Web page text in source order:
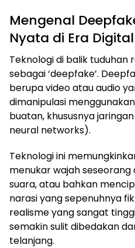
Mengenal
Nyata di Era Digital
Teknologi di balik tuduhan
sebagai ‘deepfake’.
berupa video atau audio
dimanipulasi
buatan, khususnya
neural networks).
Teknologi ini
menukar wajah
suara, atau bahkan
narasi yang sepenuhnya
realisme yang sangat
semakin sulit dibedakan
telanjang.